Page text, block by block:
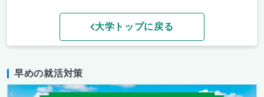
大学トップに戻る
早めの就活対策